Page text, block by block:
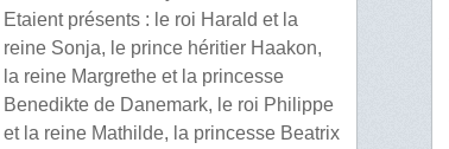
Etaient présents : le roi Harald et la
reine Sonja, le prince héritier Haakon,
la reine Margrethe et la princesse
Benedikte de Danemark, le roi Philippe
et la reine Mathilde, la princesse Beatrix